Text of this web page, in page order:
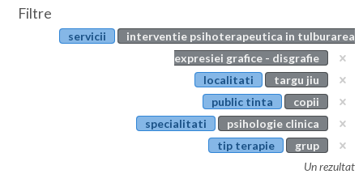
Botosani
Articole
Evenimente
Filtre
servicii
interventie psihoterapeutica in tulburarea
expresiei grafice - disgrafie
localitati
targu jiu
public tinta
copii
specialitati
psihologie clinica
tip terapie
grup
Un rezultat